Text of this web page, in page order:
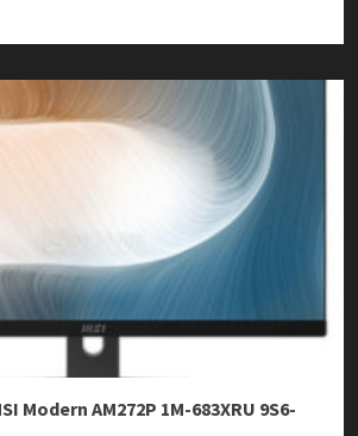
Modern AM272P 1M-683XRU 9S6-